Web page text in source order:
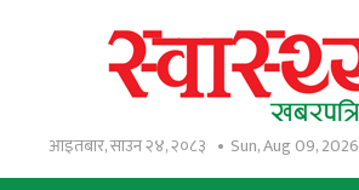
आइतबार, साउन २४, २०८३ Sun, Aug 09, 2026